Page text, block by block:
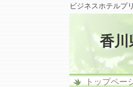
ビジネスホテルプ
香
トップペー